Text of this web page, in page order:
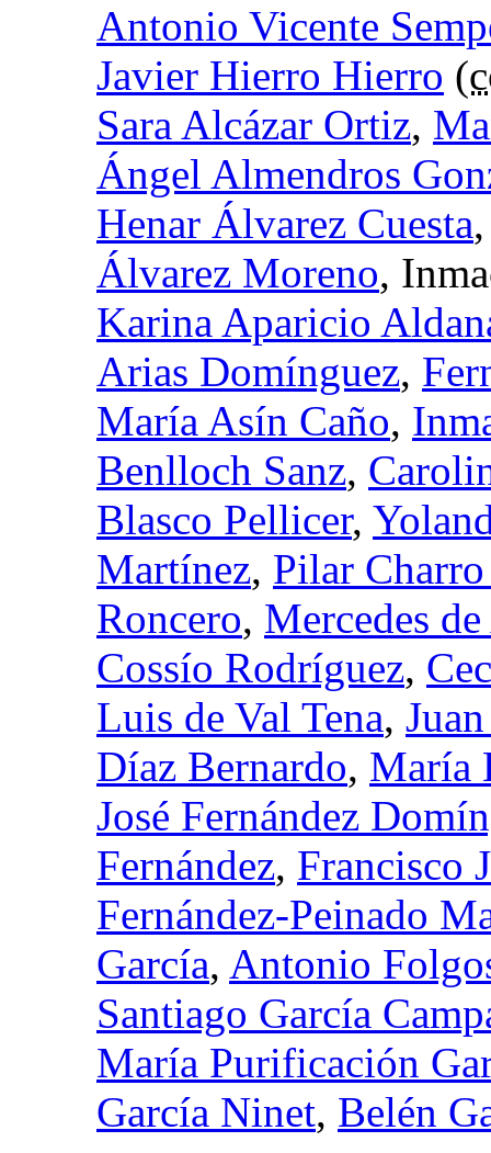
Antonio Vicente
Javier Hierro Hierro (
Sara Alcázar Ortiz,
Ángel Almendros
Henar Álvarez Cuesta
Álvarez Moreno,
Karina Aparicio
Arias Domínguez,
María Asín Caño,
Benlloch Sanz,
Blasco Pellicer,
Martínez, Pilar Charro
Roncero, Mercedes
Cossío Rodríguez,
Luis de Val Tena,
Díaz Bernardo, María
José Fernández
Fernández, Francisco
Fernández-Peinado
García, Antonio
Santiago García
María Purificación
García Ninet, Belén